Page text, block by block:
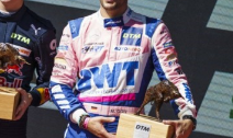
Alle anzeigen